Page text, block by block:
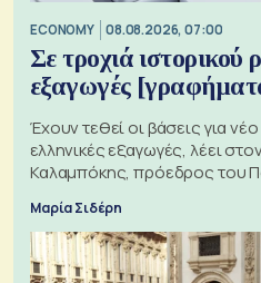
ECONOMY 08.08.2026, 07:00
Σε τροχιά ιστορικού
εξαγωγές
Έχουν τεθεί οι βάσεις για
ελληνικές εξαγωγές, λέει
Καλαμπόκης, πρόεδρος του
Εξαγωγέων
Μαρία Σιδέρη